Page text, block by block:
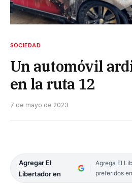
SOCIEDAD
Un automóvil
en la ruta 12
7 de mayo de 2023
Agregar El
Libertador en
Agrega El
preferidos